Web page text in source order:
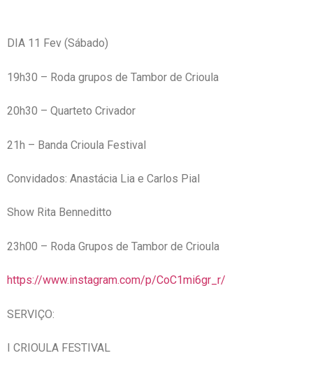
DIA 11 Fev (Sábado)
19h30 – Roda grupos de Tambor de Crioula
20h30 – Quarteto Crivador
21h – Banda Crioula Festival
Convidados: Anastácia Lia e Carlos Pial
Show Rita Benneditto
23h00 – Roda Grupos de Tambor de Crioula
https://www.instagram.com/p/CoC1mi6gr_r/
SERVIÇO:
I CRIOULA FESTIVAL